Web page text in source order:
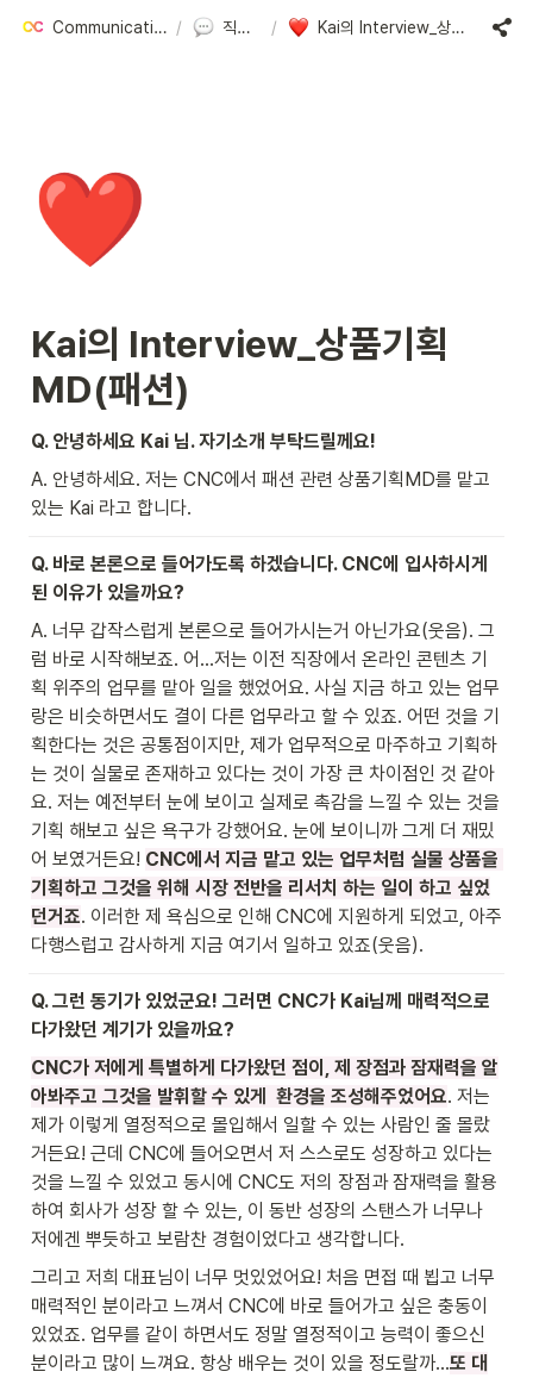
Communication & Culture / 직원 인터뷰 / Kai의 Interview_상품기획MD(패션)
❤️
Kai의 Interview_상품기획
MD(패션)
Q. 안녕하세요 Kai 님. 자기소개 부탁드릴께요!
A. 안녕하세요. 저는 CNC에서 패션 관련 상품기획MD를 맡고
있는 Kai 라고 합니다.
Q. 바로 본론으로 들어가도록 하겠습니다. CNC에 입사하시게
된 이유가 있을까요?
A. 너무 갑작스럽게 본론으로 들어가시는거 아닌가요(웃음). 그
럼 바로 시작해보죠. 어…저는 이전 직장에서 온라인 콘텐츠 기
획 위주의 업무를 맡아 일을 했었어요. 사실 지금 하고 있는 업무
랑은 비슷하면서도 결이 다른 업무라고 할 수 있죠. 어떤 것을 기
획한다는 것은 공통점이지만, 제가 업무적으로 마주하고 기획하
는 것이 실물로 존재하고 있다는 것이 가장 큰 차이점인 것 같아
요. 저는 예전부터 눈에 보이고 실제로 촉감을 느낄 수 있는 것을
기획 해보고 싶은 욕구가 강했어요. 눈에 보이니까 그게 더 재밌
어 보였거든요! CNC에서 지금 맡고 있는 업무처럼 실물 상품을
기획하고 그것을 위해 시장 전반을 리서치 하는 일이 하고 싶었
던거죠. 이러한 제 욕심으로 인해 CNC에 지원하게 되었고, 아주
다행스럽고 감사하게 지금 여기서 일하고 있죠(웃음).
Q. 그런 동기가 있었군요! 그러면 CNC가 Kai님께 매력적으로
다가왔던 계기가 있을까요?
CNC가 저에게 특별하게 다가왔던 점이, 제 장점과 잠재력을 알
아봐주고 그것을 발휘할 수 있게  환경을 조성해주었어요. 저는
제가 이렇게 열정적으로 몰입해서 일할 수 있는 사람인 줄 몰랐
거든요! 근데 CNC에 들어오면서 저 스스로도 성장하고 있다는
것을 느낄 수 있었고 동시에 CNC도 저의 장점과 잠재력을 활용
하여 회사가 성장 할 수 있는, 이 동반 성장의 스탠스가 너무나
저에겐 뿌듯하고 보람찬 경험이었다고 생각합니다.
그리고 저희 대표님이 너무 멋있었어요! 처음 면접 때 뵙고 너무
매력적인 분이라고 느껴서 CNC에 바로 들어가고 싶은 충동이
있었죠. 업무를 같이 하면서도 정말 열정적이고 능력이 좋으신
분이라고 많이 느껴요. 항상 배우는 것이 있을 정도랄까…또 대